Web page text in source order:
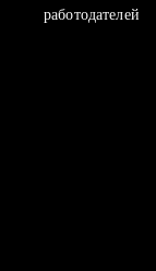
работодателей